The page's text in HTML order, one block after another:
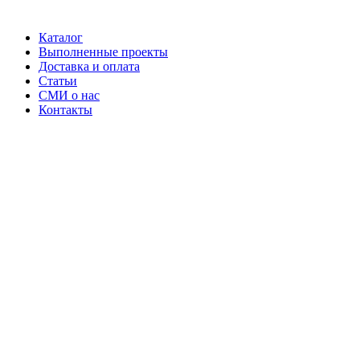
Каталог
Выполненные проекты
Доставка и оплата
Статьи
СМИ о нас
Контакты